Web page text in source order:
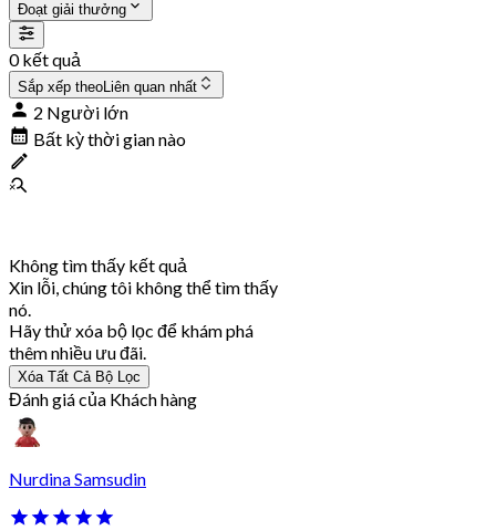
Đoạt giải thưởng
0 kết quả
Sắp xếp theoLiên quan nhất
2 Người lớn
Bất kỳ thời gian nào
Không tìm thấy kết quả
Xin lỗi, chúng tôi không thể tìm thấy
nó.
Hãy thử xóa bộ lọc để khám phá
thêm nhiều ưu đãi.
Xóa Tất Cả Bộ Lọc
Đánh giá của Khách hàng
Nurdina Samsudin